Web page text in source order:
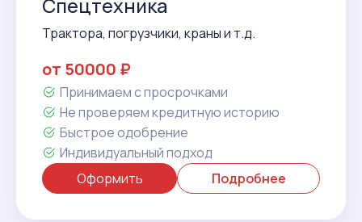
Спецтехника
Трактора, погрузчики, краны и т.д.
от 50000 ₽
Принимаем с просрочками
Не проверяем кредитную историю
Быстрое одобрение
Индивидуальный подход
Оформить
Подробнее